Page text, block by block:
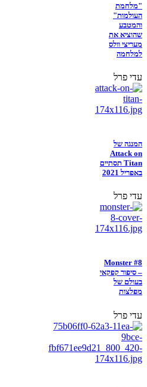
"מלחמת
העולמות"
והמטבע
שהוציא את
מעריצי וולס
למלחמה
עדי פרל
המנגה של
Attack on
Titan תסתיים
באפריל 2021
עדי פרל
Monster #8
– סיפור קפקאי
בעולם של
מפלצות
עדי פרל